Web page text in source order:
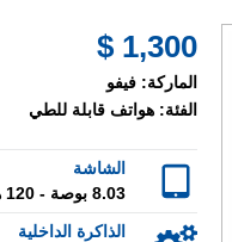
1,300 $
الماركة: فيفو
الفئة: هواتف قابلة للطي
الشاشة
8.03 بوصة - 120 هرتز - LTPO4 AMOLED
الذاكرة الداخلية